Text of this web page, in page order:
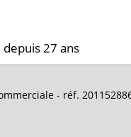
27 ans
- réf.